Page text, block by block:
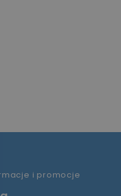
i promocje